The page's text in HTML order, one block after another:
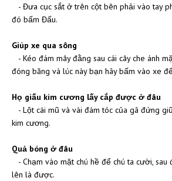
- Đưa cục sắt ở trên cột bên phải vào tay
đó bấm Đấu.
Giúp xe qua sông
- Kéo đám mây đằng sau cái cây che ánh
đóng băng và lúc này bạn hãy bấm vào xe
Họ giấu kim cương lấy cắp được ở đâu
- Lột cái mũ và vài đám tóc của gã đứng
kim cương.
Quả bóng ở đâu
- Chạm vào mặt chú hề để chú ta cười,
lên là được.